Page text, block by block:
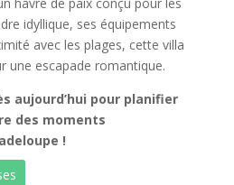
idyllique, ses équipements
avec les plages, cette villa
une escapade romantique.
aujourd’hui pour planifier
des moments
!